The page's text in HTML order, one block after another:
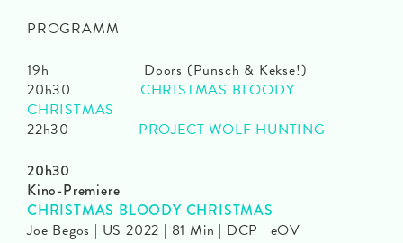
PROGRAMM
19h Doors (Punsch & Kekse!)
20h30 CHRISTMAS BLOODY
CHRISTMAS
22h30 PROJECT WOLF HUNTING
20h30
Kino-Premiere
CHRISTMAS BLOODY CHRISTMAS
Joe Begos | US 2022 | 81 Min | DCP | eOV